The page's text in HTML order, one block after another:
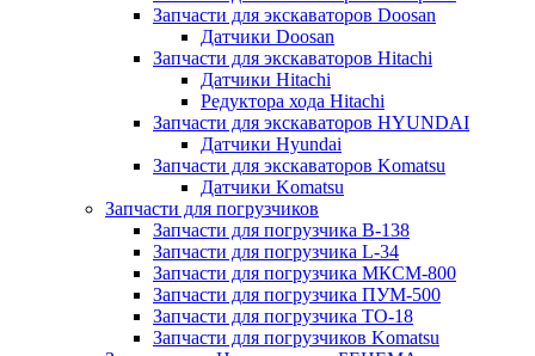
Запчасти для экскаваторов Doosan
Датчики Doosan
Запчасти для экскаваторов Hitachi
Датчики Hitachi
Редуктора хода Hitachi
Запчасти для экскаваторов HYUNDAI
Датчики Hyundai
Запчасти для экскаваторов Komatsu
Датчики Komatsu
Запчасти для погрузчиков
Запчасти для погрузчика B-138
Запчасти для погрузчика L-34
Запчасти для погрузчика МКСМ-800
Запчасти для погрузчика ПУМ-500
Запчасти для погрузчика ТО-18
Запчасти для погрузчиков Komatsu